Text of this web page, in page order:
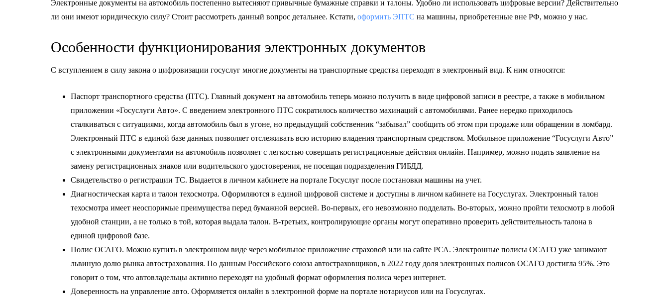
Электронные документы на автомобиль постепенно вытесняют привычные бумажные справки и талоны. Удобно ли использовать цифровые версии? Действительно
ли они имеют юридическую силу? Стоит рассмотреть данный вопрос детальнее. Кстати, оформить ЭПТС на машины, приобретенные вне РФ, можно у нас.
Особенности функционирования электронных документов
С вступлением в силу закона о цифровизации госуслуг многие документы на транспортные средства переходят в электронный вид. К ним относятся:
Паспорт транспортного средства (ПТС). Главный документ на автомобиль теперь можно получить в виде цифровой записи в реестре, а также в мобильном
приложении «Госуслуги Авто». С введением электронного ПТС сократилось количество махинаций с автомобилями. Ранее нередко приходилось
сталкиваться с ситуациями, когда автомобиль был в угоне, но предыдущий собственник “забывал” сообщить об этом при продаже или обращении в ломбард.
Электронный ПТС в единой базе данных позволяет отслеживать всю историю владения транспортным средством. Мобильное приложение “Госуслуги Авто”
с электронными документами на автомобиль позволяет с легкостью совершать регистрационные действия онлайн. Например, можно подать заявление на
замену регистрационных знаков или водительского удостоверения, не посещая подразделения ГИБДД.
Свидетельство о регистрации ТС. Выдается в личном кабинете на портале Госуслуг после постановки машины на учет.
Диагностическая карта и талон техосмотра. Оформляются в единой цифровой системе и доступны в личном кабинете на Госуслугах. Электронный талон
техосмотра имеет неоспоримые преимущества перед бумажной версией. Во-первых, его невозможно подделать. Во-вторых, можно пройти техосмотр в любой
удобной станции, а не только в той, которая выдала талон. В-третьих, контролирующие органы могут оперативно проверить действительность талона в
единой цифровой базе.
Полис ОСАГО. Можно купить в электронном виде через мобильное приложение страховой или на сайте РСА. Электронные полисы ОСАГО уже занимают
львиную долю рынка автострахования. По данным Российского союза автостраховщиков, в 2022 году доля электронных полисов ОСАГО достигла 95%. Это
говорит о том, что автовладельцы активно переходят на удобный формат оформления полиса через интернет.
Доверенность на управление авто. Оформляется онлайн в электронной форме на портале нотариусов или на Госуслугах.